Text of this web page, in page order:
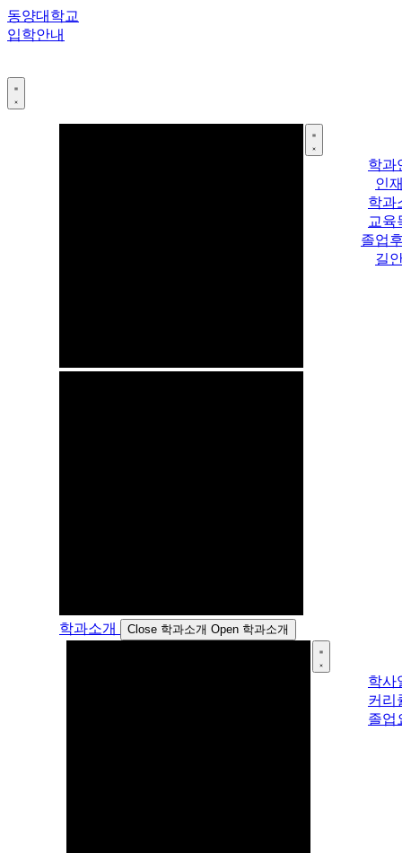
콘
텐
건
너
동양대학교
입학안내
학과소개 Close 학과소개 Open 학과소개
학과
인
학과
교육
졸업
길
학사
커리
졸업